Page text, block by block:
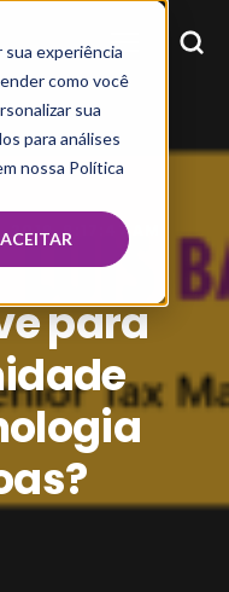
sua experiência
como você
sua
para análises
nossa Política
ACEITAR
2019, 9:17:47 AM
para